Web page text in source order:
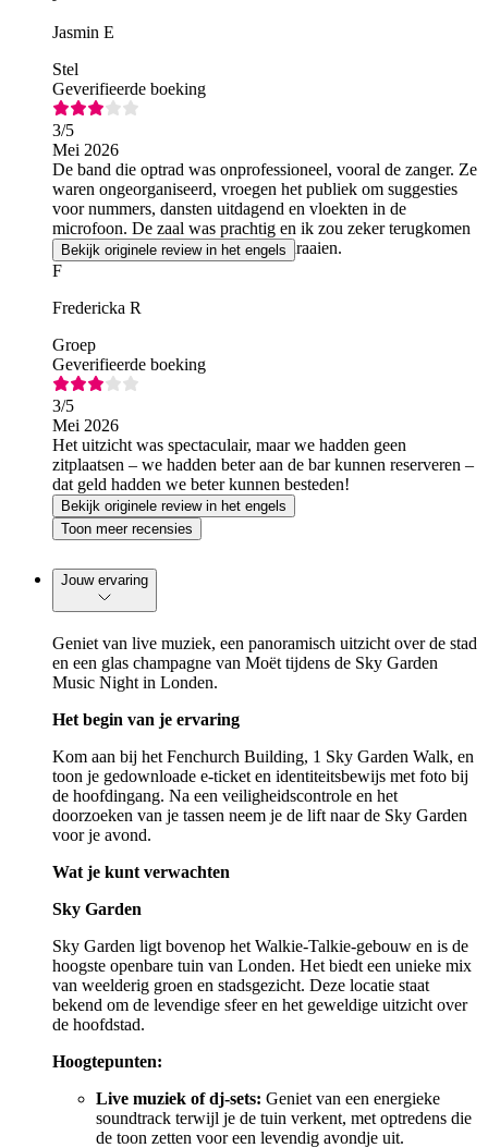
Jasmin E
Stel
Geverifieerde boeking
3/5
Mei 2026
De band die optrad was onprofessioneel, vooral de zanger. Ze
waren ongeorganiseerd, vroegen het publiek om suggesties
voor nummers, dansten uitdagend en vloekten in de
microfoon. De zaal was prachtig en ik zou zeker terugkomen
als er in plaats daarvan een dj zou draaien.
Bekijk originele review in het engels
F
Fredericka R
Groep
Geverifieerde boeking
3/5
Mei 2026
Het uitzicht was spectaculair, maar we hadden geen
zitplaatsen – we hadden beter aan de bar kunnen reserveren –
dat geld hadden we beter kunnen besteden!
Bekijk originele review in het engels
Toon meer recensies
Jouw ervaring
Geniet van live muziek, een panoramisch uitzicht over de stad
en een glas champagne van Moët tijdens de Sky Garden
Music Night in Londen.
Het begin van je ervaring
Kom aan bij het Fenchurch Building, 1 Sky Garden Walk, en
toon je gedownloade e-ticket en identiteitsbewijs met foto bij
de hoofdingang. Na een veiligheidscontrole en het
doorzoeken van je tassen neem je de lift naar de Sky Garden
voor je avond.
Wat je kunt verwachten
Sky Garden
Sky Garden ligt bovenop het Walkie-Talkie-gebouw en is de
hoogste openbare tuin van Londen. Het biedt een unieke mix
van weelderig groen en stadsgezicht. Deze locatie staat
bekend om de levendige sfeer en het geweldige uitzicht over
de hoofdstad.
Hoogtepunten:
Live muziek of dj-sets: Geniet van een energieke
soundtrack terwijl je de tuin verkent, met optredens die
de toon zetten voor een levendig avondje uit.